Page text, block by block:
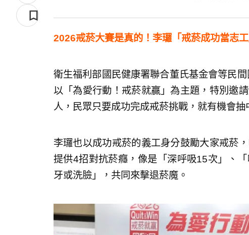
2026戒菸大賽是真的！李㼈「戒菸成功當志
衛生福利部國民健康署聯合董氏基金會等民
以「為愛行動！戒菸就贏」為主題，特別邀
人，民眾只要成功完成戒菸挑戰，就有機會
李㼈也以成功戒菸的義工身分鼓勵大家戒菸
提供4招對抗菸癮，像是「深呼吸15次」、
牙或洗臉」，共同來擊退菸魔。